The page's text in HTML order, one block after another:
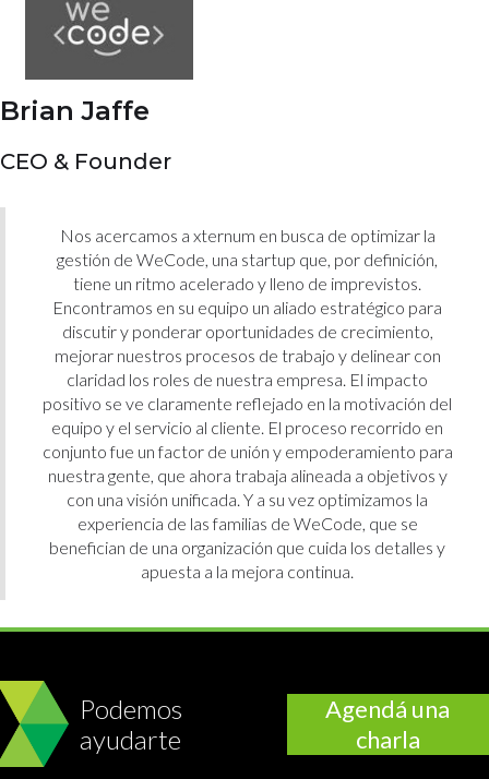
Brian Jaffe
CEO & Founder
Nos acercamos a xternum en busca de optimizar la
gestión de WeCode, una startup que, por definición,
tiene un ritmo acelerado y lleno de imprevistos.
Encontramos en su equipo un aliado estratégico para
discutir y ponderar oportunidades de crecimiento,
mejorar nuestros procesos de trabajo y delinear con
claridad los roles de nuestra empresa. El impacto
positivo se ve claramente reflejado en la motivación del
equipo y el servicio al cliente. El proceso recorrido en
conjunto fue un factor de unión y empoderamiento para
nuestra gente, que ahora trabaja alineada a objetivos y
con una visión unificada. Y a su vez optimizamos la
experiencia de las familias de WeCode, que se
benefician de una organización que cuida los detalles y
apuesta a la mejora continua.
Podemos
ayudarte
Agendá una
charla